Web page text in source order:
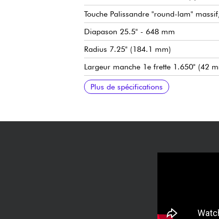
Touche Palissandre "round-lam"
Diapason 25.5" - 648 mm
Radius 7.25" (184.1 mm)
Largeur manche 1e frette 1.650" (42
Largeur manche dernière frette 2.200"
Micros simple bobinage Fender Pure
Volume
Tonalité
Sélecteur micros 3x positions
Chevalet Fender Pure Vintage 3-
Mécaniques Fender Pure Vintage
Finition nitrocellulose
Vendue avec étui Fender Vintage-Style
Plus de spécifications